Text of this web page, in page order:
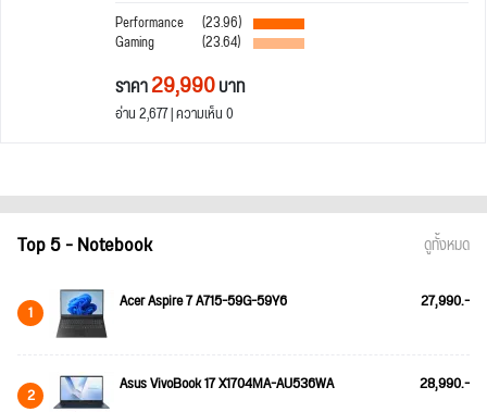
Performance
(23.96)
Gaming (23.64)
ราคา29,990บาท
อ่าน 2,677 | ความเห็น 0
Top 5 - Notebook ดูทั้งหมด
1 Acer Aspire 7 A715-59G-59Y6 27,990.-
2 Asus VivoBook 17 X1704MA-AU536WA 28,990.-